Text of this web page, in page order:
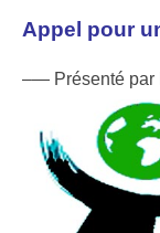
Appel pour
–— Présenté par